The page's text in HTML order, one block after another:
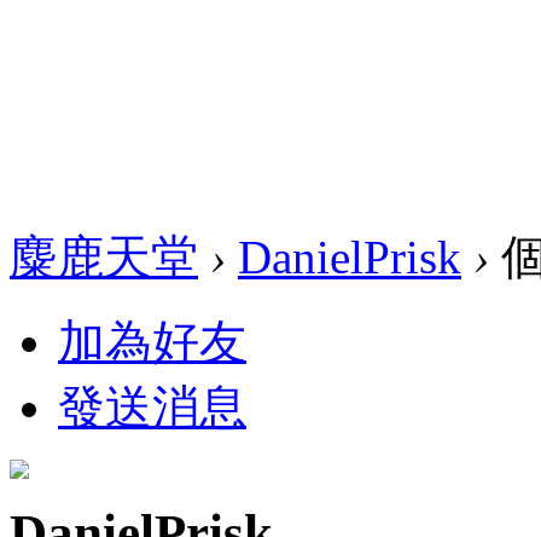
麋鹿天堂 › DanielPrisk ›
加為好友
發送消息